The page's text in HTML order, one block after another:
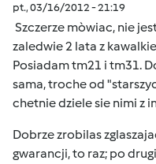
pt., 03/16/2012 - 21:19
Szczerze mòwiac, nie
zaledwie 2 lata z
Posiadam tm21 i tm31.
sama, troche od
chetnie dziele sie nimi z
Dobrze zrobilas
gwarancji, to raz; po